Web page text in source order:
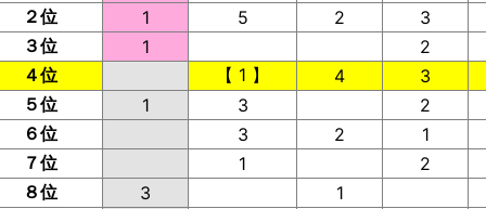
２位
1 5 2 3
３位
1 2
４位
【 1 】 4 3
５位
1 3
2
６位
3 2
1
７位
1 2
８位
3 1